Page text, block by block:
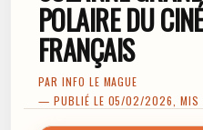
POLAIRE DU
FRANÇAIS
PAR INFO LE MAGUE
— PUBLIÉ LE 05/02/2026, MIS